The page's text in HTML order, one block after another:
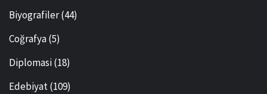
Biyografiler(44)
Coğrafya(5)
Diplomasi(18)
Edebiyat(109)